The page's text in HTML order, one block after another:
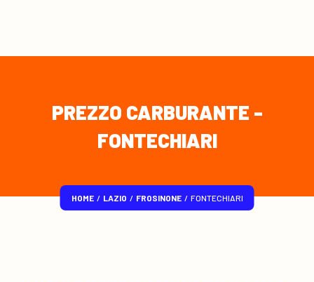
PREZZO CARBURANTE -
FONTECHIARI
HOME / LAZIO / FROSINONE / FONTECHIARI